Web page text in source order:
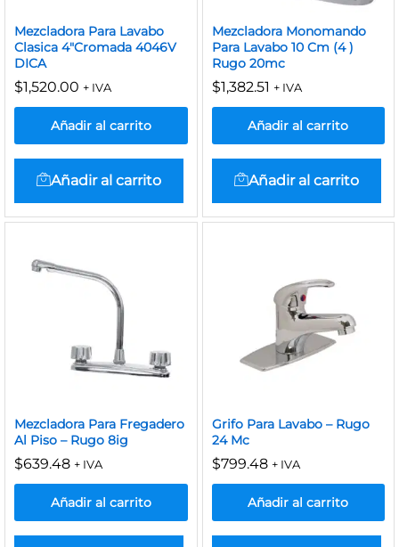
Mezcladora Para Lavabo
Clasica 4″Cromada 4046V
DICA
$1,520.00 + IVA
Añadir al carrito
Añadir al carrito
Mezcladora Monomando
Para Lavabo 10 Cm (4 )
Rugo 20mc
$1,382.51 + IVA
Añadir al carrito
Añadir al carrito
Mezcladora Para Fregadero
Al Piso – Rugo 8ig
$639.48 + IVA
Añadir al carrito
Grifo Para Lavabo – Rugo
24 Mc
$799.48 + IVA
Añadir al carrito